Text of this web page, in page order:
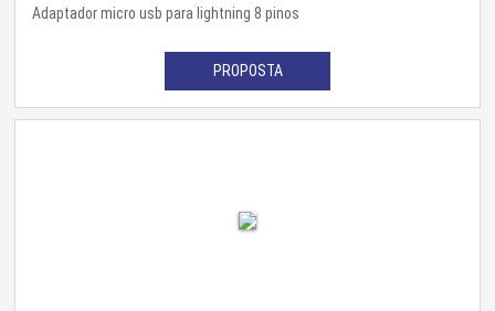
Adaptador micro usb para lightning 8 pinos
PROPOSTA